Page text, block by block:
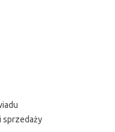
sprzedaży